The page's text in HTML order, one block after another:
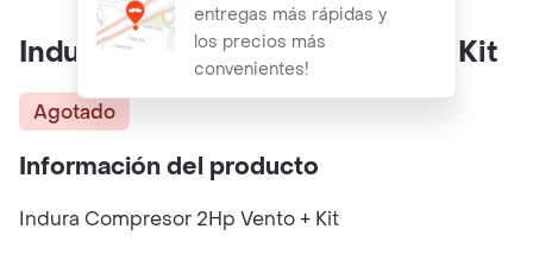
entregas más rápidas y
los precios más
convenientes!
Indura Compresor 2Hp Vento + Kit
Agotado
Información del producto
Indura Compresor 2Hp Vento + Kit